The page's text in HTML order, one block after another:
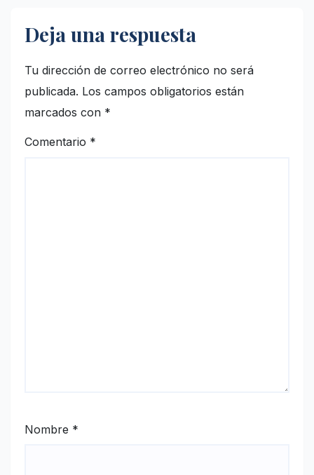
Deja una respuesta
Tu dirección de correo electrónico no será
publicada. Los campos obligatorios están
marcados con *
Comentario *
Nombre *